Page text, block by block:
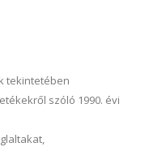
tekintetében
szóló 1990. évi